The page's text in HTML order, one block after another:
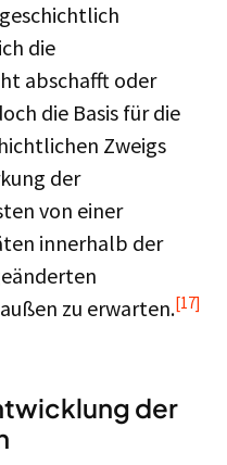
die
abschafft oder
die Basis für die
Zweigs
der
von einer
innerhalb der
zu erwarten.[17]
der